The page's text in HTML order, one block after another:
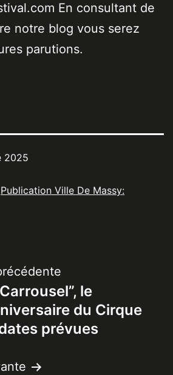
En consultant de
notre blog vous serez
parutions.
2025
Publication Ville De Massy:
le
du Cirque
prévues